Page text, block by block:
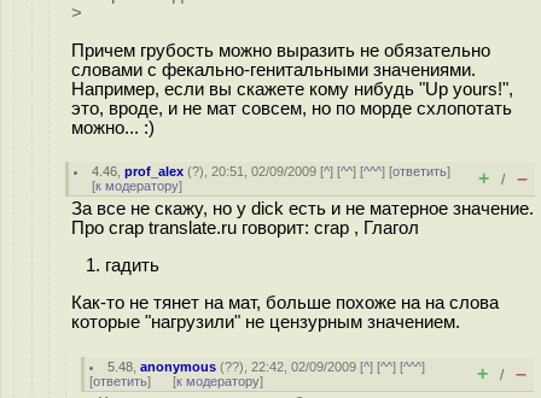
>
Причем грубость можно выразить не обязательно
словами с фекально-генитальными значениями.
Например, если вы скажете кому нибудь "Up yours!",
это, вроде, и не мат совсем, но по морде схлопотать
можно... :)
4.46 ,prof_alex (?), 20:51, 02/09/2009 [^] [^^] [^^^] [ответить]
[к модератору] + / –
За все не скажу, но у dick есть и не матерное значение.
Про crap translate.ru говорит: crap , Глагол
1. гадить
Как-то не тянет на мат, больше похоже на на слова
которые "нагрузили" не цензурным значением.
5.48 ,anonymous (??), 22:42, 02/09/2009 [^] [^^] [^^^]
[ответить] [к модератору] + / –